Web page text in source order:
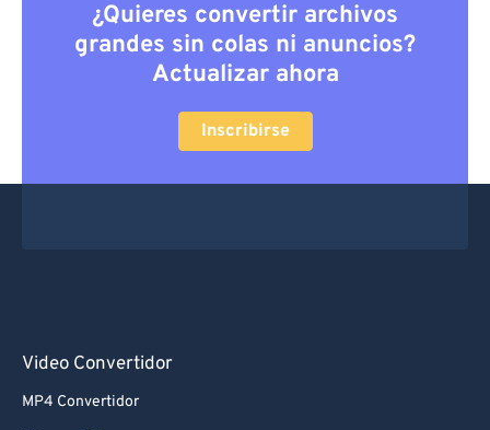
¿Quieres convertir archivos
grandes sin colas ni anuncios?
Actualizar ahora
Inscribirse
Video Convertidor
MP4 Convertidor